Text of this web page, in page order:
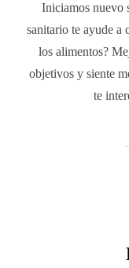
Iniciamos nuevo
sanitario te ayude a
los alimentos?
objetivos y siente
te